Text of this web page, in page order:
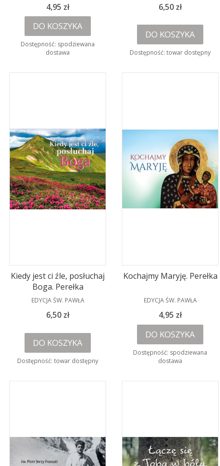
Cena
4,95 zł
DO KOSZYKA
Dostępność: spodziewana
dostawa
Cena
6,50 zł
DO KOSZYKA
Dostępność: towar dostępny
Kiedy jest ci źle, posłuchaj
Boga. Perełka
PRODUCENT
EDYCJA ŚW. PAWŁA
Cena
6,50 zł
DO KOSZYKA
Dostępność: towar dostępny
Kochajmy Maryję. Perełka
PRODUCENT
EDYCJA ŚW. PAWŁA
Cena
4,95 zł
DO KOSZYKA
Dostępność: spodziewana
dostawa